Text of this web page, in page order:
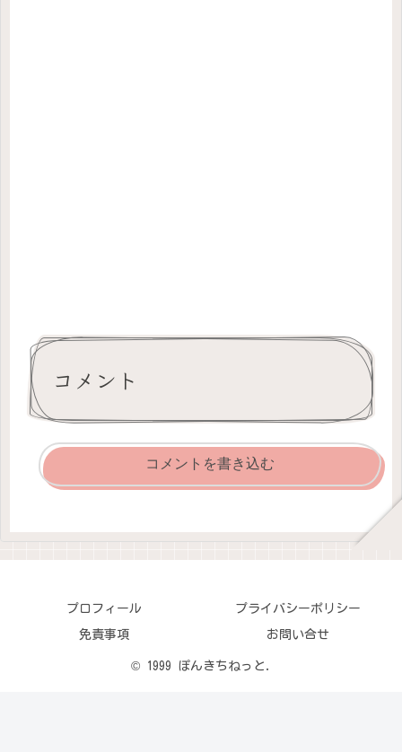
コメント
コメントを書き込む
プロフィール プライバシーポリシー
免責事項 お問い合せ
© 1999 ぽんきちねっと.